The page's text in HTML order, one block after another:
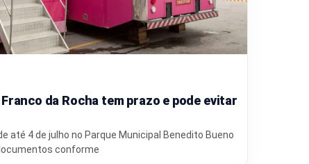
da Rocha tem prazo e pode evitar
até 4 de julho no Parque Municipal Benedito Bueno
conforme